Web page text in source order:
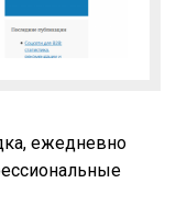
ежедневно